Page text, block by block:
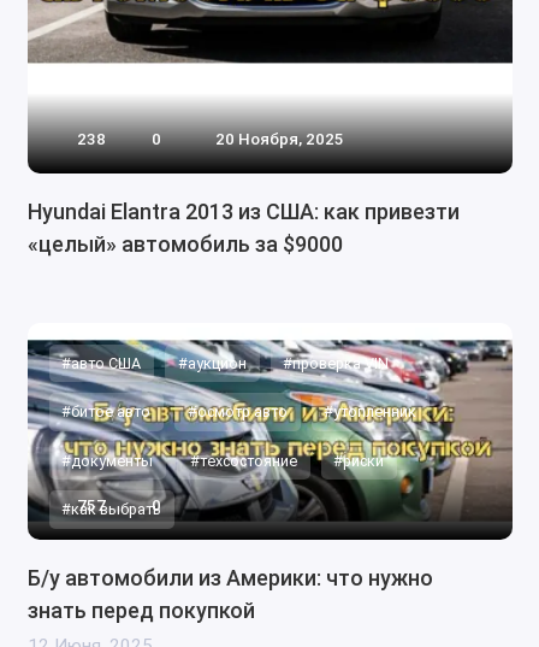
238 0 20 Ноября, 2025
Hyundai Elantra 2013 из США: как привезти
«целый» автомобиль за $9000
#авто США #аукцион #проверка VIN
#битое авто #осмотр авто #утопленник
#документы #техсостояние #риски
#как выбрать
757 0
Б/у автомобили из Америки: что нужно
знать перед покупкой